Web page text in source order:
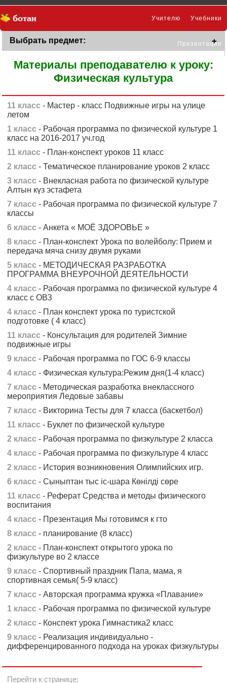
Учебники
Учителю
Презентации
Выбрать предмет:
Материалы преподавателю к уроку:
Физическая культура
11 класс - Мастер - класс Подвижные игры на улице
летом
1 класс - Рабочая программа по физической культуре 1
класс на 2016-2017 уч.год
11 класс - План-конспект уроков 11 класс
2 класс - Тематическое планирование уроков 2 класс
3 класс - Внекласная работа по физической культуре
Алтын күз эстафета
7 класс - Рабочая программа по физической культуре 7
классы
6 класс - Анкета « МОЁ ЗДОРОВЬЕ »
8 класс - План-конспект Урока по волейболу: Прием и
передача мяча снизу двумя руками
5 класс - МЕТОДИЧЕСКАЯ РАЗРАБОТКА
ПРОГРАММА ВНЕУРОЧНОЙ ДЕЯТЕЛЬНОСТИ
4 класс - Рабочая программа по физической культуре 4
класс с ОВЗ
4 класс - План конспект урока по туристской
подготовке ( 4 класс)
11 класс - Консультация для родителей Зимние
подвижные игры
9 класс - Рабочая программа по ГОС 6-9 классы
4 класс - Физическая культура:Режим дня(1-4 класс)
7 класс - Методическая разработка внеклассного
мероприятия Ледовые забавы
7 класс - Викторина Тесты для 7 класса (баскетбол)
11 класс - Буклет по физической культуре
2 класс - Рабочая программа по физкультуре 2 класса
4 класс - Рабочая программа по физкультуре 4 класс
2 класс - История возникновения Олимпийских игр.
6 класс - Сыныптан тыс іс-шара Көнілді сөре
11 класс - Реферат Средства и методы физического
воспитания
4 класс - Презентация Мы готовимся к гто
8 класс - планирование (8 класс)
2 класс - План-конспект открытого урока по
физкультуре во 2 классе
9 класс - Спортивный праздник Папа, мама, я
спортивная семья( 5-9 класс)
7 класс - Авторская программа кружка «Плавание»
1 класс - Рабочая программа по физической культуре
2 класс - Конспект урока Гимнастика2 класс
9 класс - Реализация индивидуально -
дифференцированного подхода на уроках физкультуры
Перейти к странице: